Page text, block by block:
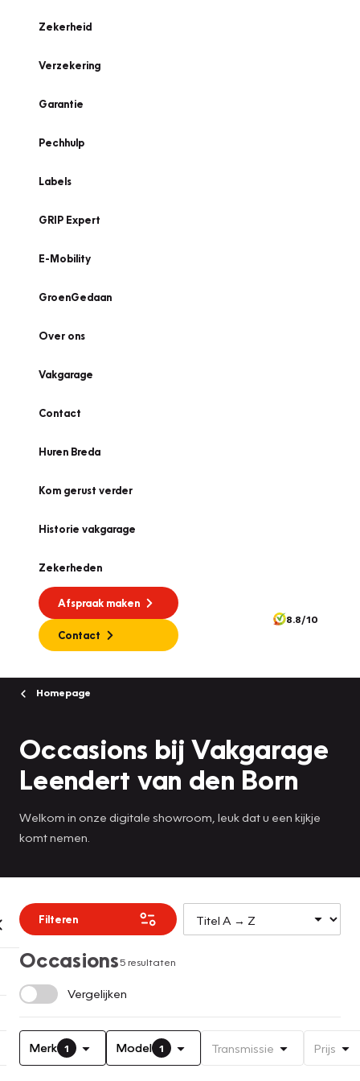
Zekerheid
Verzekering
Garantie
Pechhulp
Labels
GRIP Expert
E-Mobility
GroenGedaan
Over ons
Vakgarage
Contact
Huren Breda
Kom gerust verder
Historie vakgarage
Zekerheden
Afspraak maken
Contact
8.8/10
Homepage
Occasions bij Vakgarage
Leendert van den Born
Welkom in onze digitale showroom, leuk dat u een kijkje
komt nemen.
Filteren
Occasions5 resultaten
Vergelijken
Merk 1 Model 1 Transmissie Prijs